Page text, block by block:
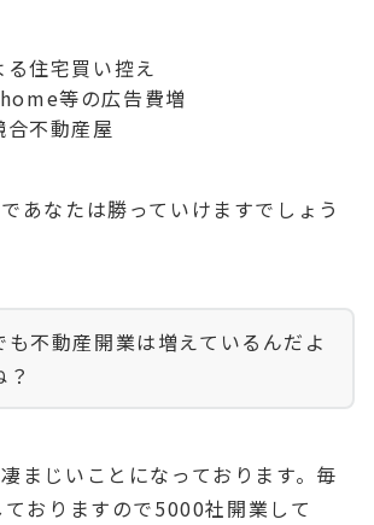
住宅買い控え
等の広告費増
不動産屋
あなたは勝っていけますでしょう
も不動産開業は増えているんだよ
？
まじいことになっております。毎
おりますので5000社開業して